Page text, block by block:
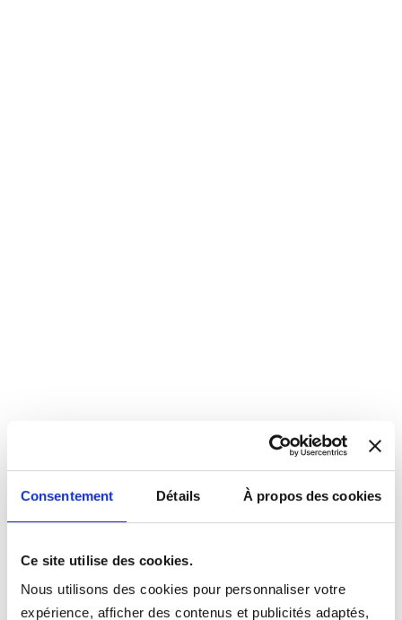
Consentement Détails À propos des cookies
Ce site utilise des cookies.
Nous utilisons des cookies pour personnaliser votre
expérience, afficher des contenus et publicités adaptés,